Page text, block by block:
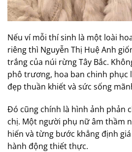
Nếu ví mỗi thí sinh là một loài
riêng thì Nguyễn Thị Huệ Anh
trắng của núi rừng Tây Bắc.
phô trương, hoa ban chinh phục
đẹp thuần khiết và sức sống
Đó cũng chính là hình ảnh phản
chị. Một người phụ nữ âm thầm
hiến và từng bước khẳng định
hành động thiết thực.